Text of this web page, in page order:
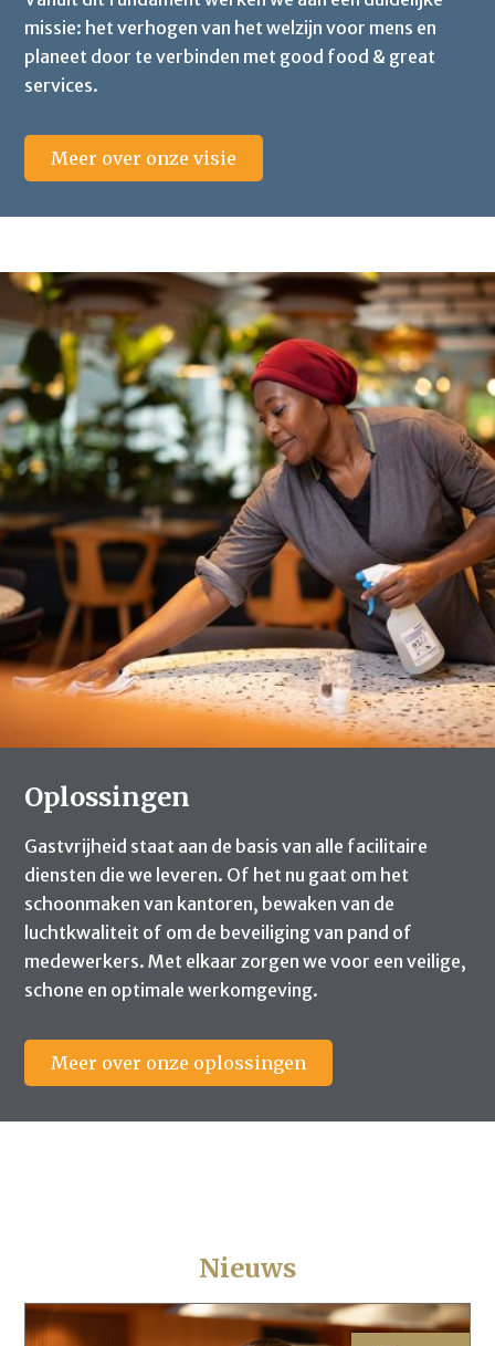
missie: het verhogen van het welzijn voor mens en
planeet door te verbinden met good food & great
services.
Meer over onze visie
Oplossingen
Gastvrijheid staat aan de basis van alle facilitaire
diensten die we leveren. Of het nu gaat om het
schoonmaken van kantoren, bewaken van de
luchtkwaliteit of om de beveiliging van pand of
medewerkers. Met elkaar zorgen we voor een veilige,
schone en optimale werkomgeving.
Meer over onze oplossingen
Nieuws